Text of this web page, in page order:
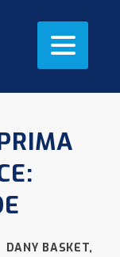
DANY BASKET,